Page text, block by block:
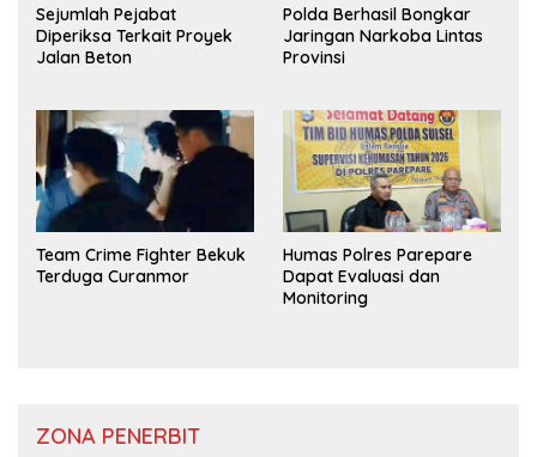
Sejumlah Pejabat
Diperiksa Terkait Proyek
Jalan Beton
Polda Berhasil Bongkar
Jaringan Narkoba Lintas
Provinsi
Team Crime Fighter Bekuk
Terduga Curanmor
Humas Polres Parepare
Dapat Evaluasi dan
Monitoring
ZONA PENERBIT